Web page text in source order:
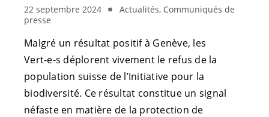
22 septembre 2024
Actualités, Communiqués de
presse
Malgré un résultat positif à Genève, les
Vert-e-s déplorent vivement le refus de la
population suisse de l’Initiative pour la
biodiversité. Ce résultat constitue un signal
néfaste en matière de la protection de